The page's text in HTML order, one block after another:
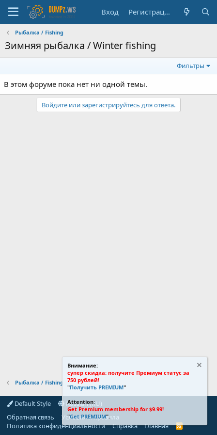
Вход Регистрация
Рыбалка / Fishing
Зимняя рыбалка / Winter fishing
Фильтры
В этом форуме пока нет ни одной темы.
Войдите или зарегистрируйтесь для ответа.
Рыбалка / Fishing
Default Style
Russian (RU)
Обратная связь
Условия и правила
Политика конфиденциальности
Справка Главная
R
Внимание:
супер скидка: получите Премиум статус за
750 рублей!
"Получить PREMIUM"
Attention:
Get Premium membership for $9.99!
"Get PREMIUM".